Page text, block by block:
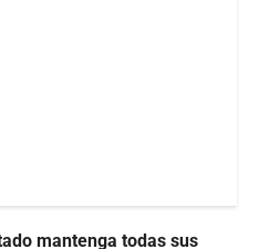
mantenga todas sus